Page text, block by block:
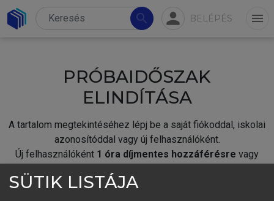
search person BELÉPÉS menu
PRÓBAIDŐSZAK
ELINDÍTÁSA
A tartalom megtekintéséhez lépj be a saját fiókoddal, iskolai
azonosítóddal vagy új felhasználóként.
Új felhasználóként 1 óra díjmentes hozzáférésre vagy
SÜTIK LISTÁJA